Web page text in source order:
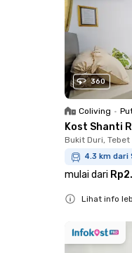
360
Coliving •
Kost Shanti
Bukit Duri, Tebet
4.3 km dari
mulai dari
Lihat info